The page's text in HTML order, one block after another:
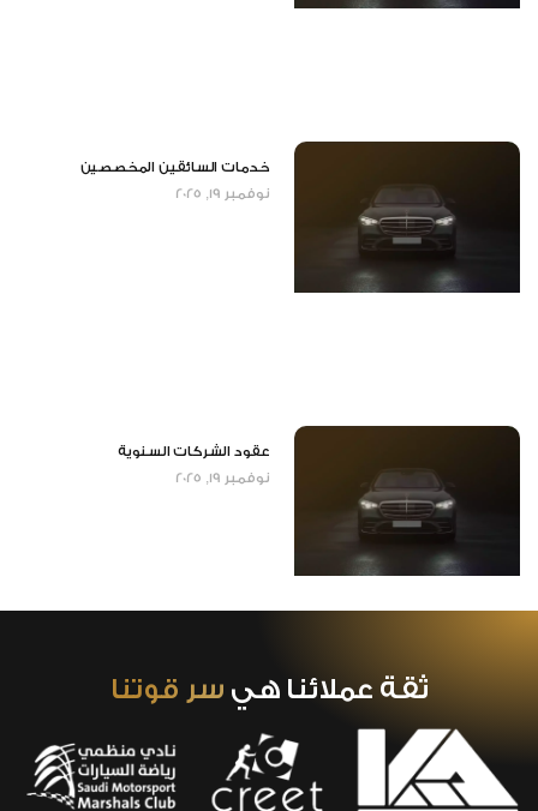
خدمات السائقين المخصصين
نوفمبر 19, 2025
عقود الشركات السنوية
نوفمبر 19, 2025
ثقة عملائنا هيسر قوتنا